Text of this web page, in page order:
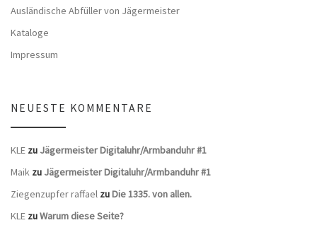
Ausländische Abfüller von Jägermeister
Kataloge
Impressum
NEUESTE KOMMENTARE
KLE zu Jägermeister Digitaluhr/Armbanduhr #1
Maik zu Jägermeister Digitaluhr/Armbanduhr #1
Ziegenzupfer raffael zuDie 1335. von allen.
KLE zuWarum diese Seite?